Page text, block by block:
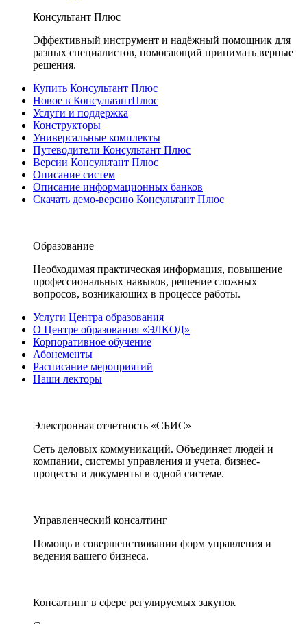
Консультант Плюс
Эффективный инструмент и надёжный помощник для
разных специалистов, помогающий принимать верные
решения.
Купить Консультант Плюс
Новое в КонсультантПлюс
Услуги и поддержка
Конструкторы
Универсальные комплекты
Путеводители Консультант Плюс
Версии Консультант Плюс
Описание систем
Описание информационных банков
Скачать демо-версию Консультант Плюс
Образование
Необходимая практическая информация, повышение
профессиональных навыков, решение сложных
вопросов, возникающих в процессе работы.
Услуги Центра образования
О Центре образования «ЭЛКОД»
Корпоративное обучение
Абонементы
Расписание мероприятий
Наши лекторы
Электронная отчетность «СБИС»
Сеть деловых коммуникаций. Объединяет людей и
компании, системы управления и учета, бизнес-
процессы и документы в одной системе.
Управленческий консалтинг
Помощь в совершенствовании форм управления и
ведения вашего бизнеса.
Консалтинг в сфере регулируемых закупок